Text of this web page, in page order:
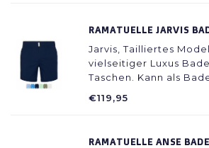
RAMATUELLE JARVIS
Jarvis, Tailliertes
vielseitiger Luxus
Taschen. Kann als
gepflegten Shorts. So
€119,95
RAMATUELLE ANSE